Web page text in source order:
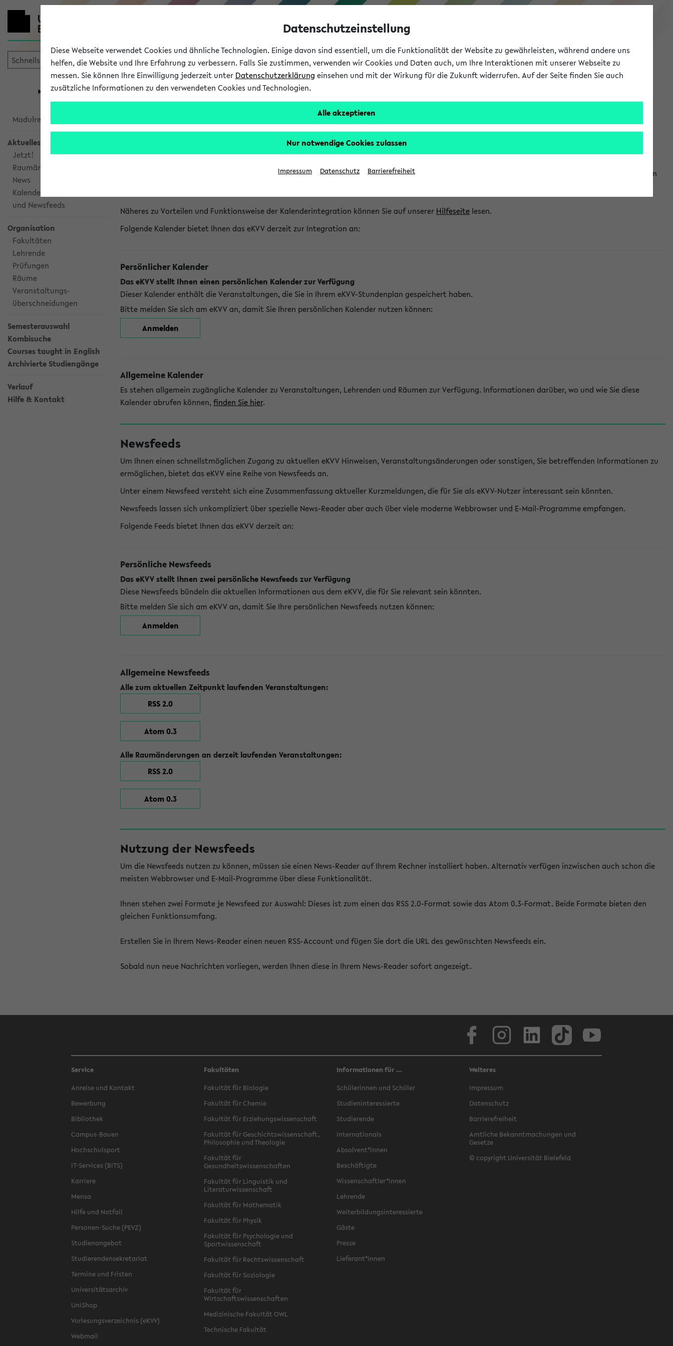
eKVV
Universität Forschung Studium
eKVV
Modulrecherche
Aktuelles
Jetzt!
Raumänderungen
News
Kalenderintegration
und Newsfeeds
Organisation
Fakultäten
Lehrende
Prüfungen
Räume
Veranstaltungs-
überschneidungen
Semesterauswahl
Kombisuche
Courses taught in English
Archivierte Studiengänge
Verlauf
Hilfe & Kontakt
Kalenderintegration und Newsfeeds
Kalenderintegration
Das eKVV bietet Ihnen die Möglichkeit, Veranstaltungstermine in eine Vielzahl von Kalenderanwendungen einzubinden. Auf diese Weise können Sie einen
Näheres zu Vorteilen und Funktionsweise der Kalenderintegration können Sie auf unserer Hilfeseite lesen.
Folgende Kalender bietet Ihnen das eKVV derzeit zur Integration an:
Persönlicher Kalender
Das eKVV stellt Ihnen einen persönlichen Kalender zur Verfügung
Dieser Kalender enthält die Veranstaltungen, die Sie in Ihrem eKVV-Stundenplan gespeichert haben.
Bitte melden Sie sich am eKVV an, damit Sie Ihren persönlichen Kalender nutzen können:
Anmelden
Allgemeine Kalender
Es stehen allgemein zugängliche Kalender zu Veranstaltungen, Lehrenden und Räumen zur Verfügung. Informationen darüber, wo und wie Sie diese
Kalender abrufen können, finden Sie hier.
Newsfeeds
Um Ihnen einen schnellstmöglichen Zugang zu aktuellen eKVV Hinweisen, Veranstaltungsänderungen oder sonstigen, Sie betreffenden Informationen zu
ermöglichen, bietet das eKVV eine Reihe von Newsfeeds an.
Unter einem Newsfeed versteht sich eine Zusammenfassung aktueller Kurzmeldungen, die für Sie als eKVV-Nutzer interessant sein könnten.
Newsfeeds lassen sich unkompliziert über spezielle News-Reader aber auch über viele moderne Webbrowser und E-Mail-Programme empfangen.
Folgende Feeds bietet Ihnen das eKVV derzeit an:
Persönliche Newsfeeds
Das eKVV stellt Ihnen zwei persönliche Newsfeeds zur Verfügung
Diese Newsfeeds bündeln die aktuellen Informationen aus dem eKVV, die für Sie relevant sein könnten.
Bitte melden Sie sich am eKVV an, damit Sie Ihre persönlichen Newsfeeds nutzen können:
Anmelden
Allgemeine Newsfeeds
Alle zum aktuellen Zeitpunkt laufenden Veranstaltungen:
RSS 2.0
Atom 0.3
Alle Raumänderungen an derzeit laufenden Veranstaltungen:
RSS 2.0
Atom 0.3
Nutzung der Newsfeeds
Um die Newsfeeds nutzen zu können, müssen sie einen News-Reader auf Ihrem Rechner installiert haben. Alternativ verfügen inzwischen auch schon die
meisten Webbrowser und E-Mail-Programme über diese Funktionalität.
Ihnen stehen zwei Formate je Newsfeed zur Auswahl: Dieses ist zum einen das RSS 2.0-Format sowie das Atom 0.3-Format. Beide Formate bieten den
gleichen Funktionsumfang.
Erstellen Sie in Ihrem News-Reader einen neuen RSS-Account und fügen Sie dort die URL des gewünschten Newsfeeds ein.
Sobald nun neue Nachrichten vorliegen, werden Ihnen diese in Ihrem News-Reader sofort angezeigt.
Service
Anreise und Kontakt
Bewerbung
Bibliothek
Campus-Bauen
Hochschulsport
IT-Services (BITS)
Karriere
Mensa
Hilfe und Notfall
Personen-Suche (PEVZ)
Studienangebot
Studierendensekretariat
Termine und Fristen
Universitätsarchiv
UniShop
Vorlesungsverzeichnis (eKVV)
Webmail
Fakultäten
Fakultät für Biologie
Fakultät für Chemie
Fakultät für Erziehungswissenschaft
Fakultät für Geschichtswissenschaft,
Philosophie und Theologie
Fakultät für
Gesundheitswissenschaften
Fakultät für Linguistik und
Literaturwissenschaft
Fakultät für Mathematik
Fakultät für Physik
Fakultät für Psychologie und
Sportwissenschaft
Fakultät für Rechtswissenschaft
Fakultät für Soziologie
Fakultät für
Wirtschaftswissenschaften
Medizinische Fakultät OWL
Technische Fakultät
Informationen für ...
Schülerinnen und Schüler
Studieninteressierte
Studierende
Internationals
Absolvent*innen
Beschäftigte
Wissenschaftler*innen
Lehrende
Weiterbildungsinteressierte
Gäste
Presse
Lieferant*innen
Weiteres
Impressum
Datenschutz
Barrierefreiheit
Amtliche Bekanntmachungen und
Gesetze
© copyright Universität Bielefeld
Datenschutzeinstellung
Diese Webseite verwendet Cookies und ähnliche Technologien. Einige davon sind essentiell, um die Funktionalität der Website zu gewährleisten, während andere uns
helfen, die Website und Ihre Erfahrung zu verbessern. Falls Sie zustimmen, verwenden wir Cookies und Daten auch, um Ihre Interaktionen mit unserer Webseite zu
messen. Sie können Ihre Einwilligung jederzeit unter Datenschutzerklärung einsehen und mit der Wirkung für die Zukunft widerrufen. Auf der Seite finden Sie auch
zusätzliche Informationen zu den verwendeten Cookies und Technologien.
Alle akzeptieren
Nur notwendige Cookies zulassen
Impressum Datenschutz Barrierefreiheit